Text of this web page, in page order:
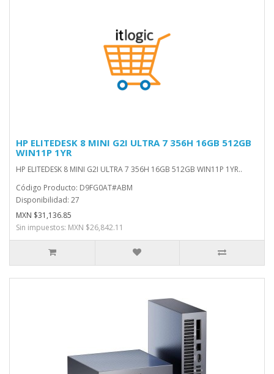
HP ELITEDESK 8 MINI G2I ULTRA 7 356H 16GB 512GB
WIN11P 1YR
HP ELITEDESK 8 MINI G2I ULTRA 7 356H 16GB 512GB WIN11P 1YR..
Código Producto: D9FG0AT#ABM
Disponibilidad: 27
MXN $31,136.85
Sin impuestos: MXN $26,842.11